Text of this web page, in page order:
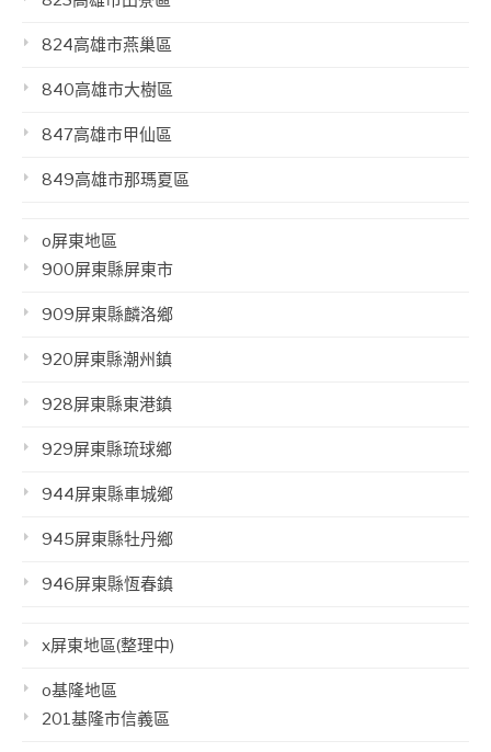
824高雄市燕巢區
840高雄市大樹區
847高雄市甲仙區
849高雄市那瑪夏區
o屏東地區
900屏東縣屏東市
909屏東縣麟洛鄉
920屏東縣潮州鎮
928屏東縣東港鎮
929屏東縣琉球鄉
944屏東縣車城鄉
945屏東縣牡丹鄉
946屏東縣恆春鎮
x屏東地區(整理中)
o基隆地區
201基隆市信義區